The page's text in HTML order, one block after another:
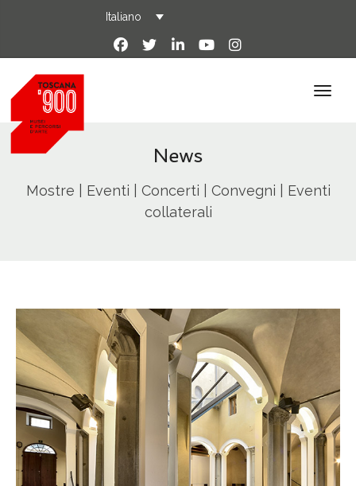
Italiano
News
Mostre | Eventi | Concerti | Convegni | Eventi
collaterali